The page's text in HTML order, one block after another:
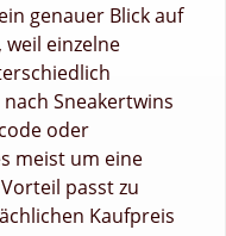
genauer Blick auf
einzelne
Sneakertwins
oder
meist um eine
passt zu
Kaufpreis